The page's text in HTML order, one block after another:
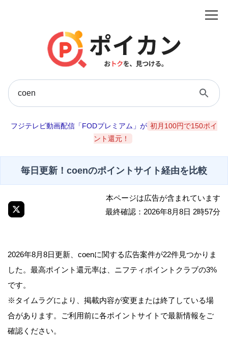
フジテレビ動画配信「FODプレミアム」が 初月100円で150ポイ
ント還元！
毎日更新！coenのポイントサイト経由を比較
本ページは広告が含まれています
最終確認：2026年8月8日 2時57分
2026年8月8日更新、coenに関する広告案件が22件見つかりま
した。最高ポイント還元率は、ニフティポイントクラブの3%
です。
※タイムラグにより、掲載内容が変更または終了している場
合があります。ご利用前に各ポイントサイトで最新情報をご
確認ください。